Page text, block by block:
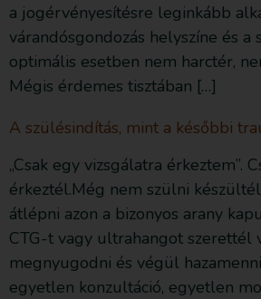
a jogérvényesítésre leginkább
várandósgondozás helyszíne és a
optimális esetben nem harctér,
Mégis érdemes tisztában […]
A szülésindítás, mint a későbbi
„Csak egy vizsgálatra érkeztem”.
érkeztél.Még nem szülni
átlépni azon a bizonyos arany
CTG-t vagy ultrahangot szerettél
megnyugodni és végül
egyetlen konzultáció, egyetlen